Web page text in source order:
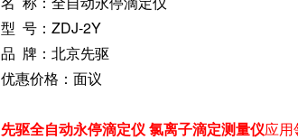
型 号：ZDJ-2Y
品 牌：北京先驱
优惠价格：面议
先驱全自动永停滴定仪 氯离子滴定测量仪应用